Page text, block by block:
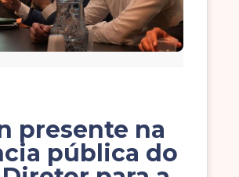
presente na
pública do